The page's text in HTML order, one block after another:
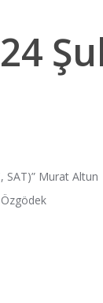
SAT)” Murat Altun